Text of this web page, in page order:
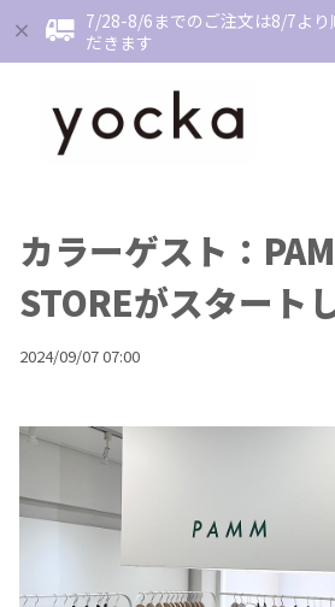
7/28-8/6までのご注文は8/7より
だきます
カラーゲスト：
STOREがスタート
2024/09/07 07:00